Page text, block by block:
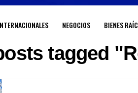
NEGOCIOS BIENES
tagged